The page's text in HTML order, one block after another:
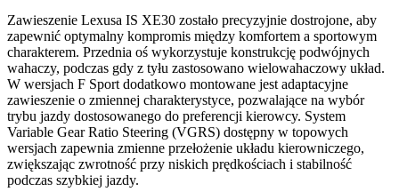
Zawieszenie Lexusa IS XE30 zostało precyzyjnie dostrojone, aby
zapewnić optymalny kompromis między komfortem a sportowym
charakterem. Przednia oś wykorzystuje konstrukcję podwójnych
wahaczy, podczas gdy z tyłu zastosowano wielowahaczowy układ.
W wersjach F Sport dodatkowo montowane jest adaptacyjne
zawieszenie o zmiennej charakterystyce, pozwalające na wybór
trybu jazdy dostosowanego do preferencji kierowcy. System
Variable Gear Ratio Steering (VGRS) dostępny w topowych
wersjach zapewnia zmienne przełożenie układu kierowniczego,
zwiększając zwrotność przy niskich prędkościach i stabilność
podczas szybkiej jazdy.